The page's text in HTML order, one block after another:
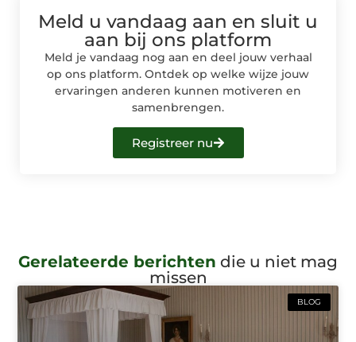
Meld u vandaag aan en sluit u
aan bij ons platform
Meld je vandaag nog aan en deel jouw verhaal
op ons platform. Ontdek op welke wijze jouw
ervaringen anderen kunnen motiveren en
samenbrengen.
Registreer nu
Gerelateerde berichten die u niet mag
missen
BLOG